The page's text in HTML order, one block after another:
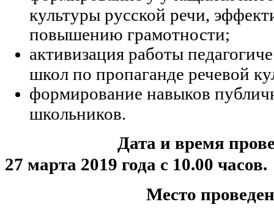
культуры русской речи,
повышению грамотности;
активизация работы
школ по пропаганде речевой
формирование навыков
школьников.
Дата и время
27 марта 2019 года с 10.00 часов.
Место